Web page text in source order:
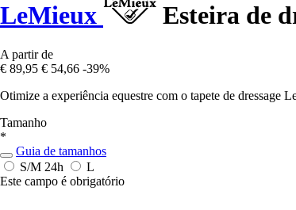
LeMieux Esteira de
A partir de
€ 89,95 € 54,66 -39%
Otimize a experiência equestre com o tapete de dressage
Tamanho
*
Guia de tamanhos
S/M 24h
L
Este campo é obrigatório